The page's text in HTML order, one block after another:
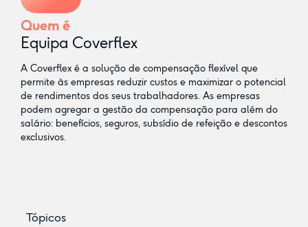
Quem é
Equipa Coverflex
A Coverflex é a solução de compensação flexível que
permite às empresas reduzir custos e maximizar o potencial
de rendimentos dos seus trabalhadores. As empresas
podem agregar a gestão da compensação para além do
salário: benefícios, seguros, subsídio de refeição e descontos
exclusivos.
Tópicos